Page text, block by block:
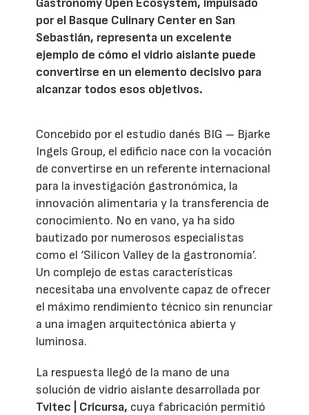
Gastronomy Open Ecosystem, impulsado
por el Basque Culinary Center en San
Sebastián, representa un excelente
ejemplo de cómo el vidrio aislante puede
convertirse en un elemento decisivo para
alcanzar todos esos objetivos.
Concebido por el estudio danés BIG – Bjarke
Ingels Group, el edificio nace con la vocación
de convertirse en un referente internacional
para la investigación gastronómica, la
innovación alimentaria y la transferencia de
conocimiento. No en vano, ya ha sido
bautizado por numerosos especialistas
como el ‘Silicon Valley de la gastronomía’.
Un complejo de estas características
necesitaba una envolvente capaz de ofrecer
el máximo rendimiento técnico sin renunciar
a una imagen arquitectónica abierta y
luminosa.
La respuesta llegó de la mano de una
solución de vidrio aislante desarrollada por
Tvitec | Cricursa, cuya fabricación permitió